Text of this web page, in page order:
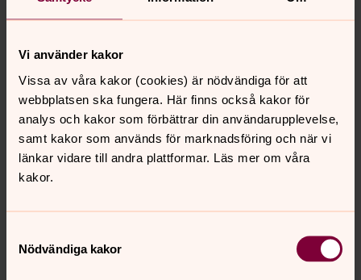
Vi använder kakor
Vissa av våra kakor (cookies) är nödvändiga för att
webbplatsen ska fungera. Här finns också kakor för
analys och kakor som förbättrar din användarupplevelse,
samt kakor som används för marknadsföring och när vi
länkar vidare till andra plattformar. Läs mer om våra
kakor.
Nödvändiga kakor
Utdelning av hygienkit och informationskampanj för
Matförsörjning.
Försörjningsstöd – pengar så att familjer kan köpa
mat.
Träning i förbättrad katastrofberedskap.
Psykosocialt stöd.
Synpunkter eller frågor på sidans